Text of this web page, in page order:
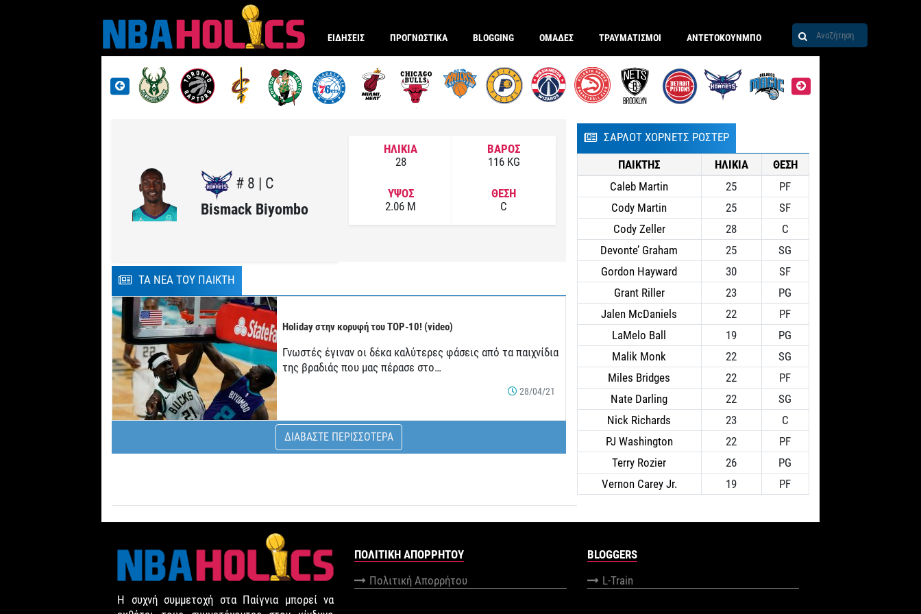
ΕΙΔΗΣΕΙΣ ΠΡΟΓΝΩΣΤΙΚΑ BLOGGING ΟΜΑΔΕΣ ΤΡΑΥΜΑΤΙΣΜΟΙ ΑΝΤΕΤΟΚΟΥΝΜΠΟ
# 8 | C
Bismack Biyombo
ΗΛΙΚΙΑ
28
ΒΑΡΟΣ
116 KG
ΥΨΟΣ
2.06 M
ΘΕΣΗ
C
ΤΑ ΝΕΑ ΤΟΥ ΠΑΙΚΤΗ
Holiday στην κορυφή του TOP-10! (video)
Γνωστές έγιναν οι δέκα καλύτερες φάσεις από τα παιχνίδια
της βραδιάς που μας πέρασε στο…
28/04/21
ΔΙΑΒΑΣΤΕ ΠΕΡΙΣΣΟΤΕΡΑ
ΣΑΡΛΟΤ ΧΟΡΝΕΤΣ ΡΟΣΤΕΡ
ΠΑΙΚΤΗΣ
ΗΛΙΚΙΑ
ΘΕΣΗ
Caleb Martin
25
PF
Cody Martin
25
SF
Cody Zeller
28
C
Devonte’ Graham
25
SG
Gordon Hayward
30
SF
Grant Riller
23
PG
Jalen McDaniels
22
PF
LaMelo Ball
19
PG
Malik Monk
22
SG
Miles Bridges
22
PF
Nate Darling
22
SG
Nick Richards
23
C
PJ Washington
22
PF
Terry Rozier
26
PG
Vernon Carey Jr.
19 PF
Η συχνή συμμετοχή στα Παίγνια μπορεί να
ΠΟΛΙΤΙΚΉ ΑΠΟΡΡΉΤΟΥ
Πολιτική Απορρήτου
BLOGGERS
L-Train